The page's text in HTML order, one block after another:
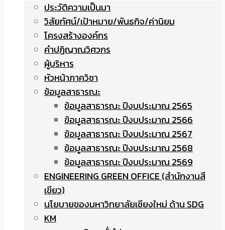
ประวัติความเป็นมา
วิสัยทัศน์/เป้าหมาย/พันธกิจ/ค่านิยม
โครงสร้างองค์กร
คำปฏิญาณวิศวกร
ผู้บริหาร
หัวหน้าภาควิชา
ข้อมูลสาธารณะ
ข้อมูลสาธารณะ ปีงบประมาณ 2565
ข้อมูลสาธารณะ ปีงบประมาณ 2566
ข้อมูลสาธารณะ ปีงบประมาณ 2567
ข้อมูลสาธารณะ ปีงบประมาณ 2568
ข้อมูลสาธารณะ ปีงบประมาณ 2569
ENGINEERING GREEN OFFICE (สำนักงานสี
เขียว)
นโยบายของมหาวิทยาลัยเชียงใหม่ ด้าน SDG
KM